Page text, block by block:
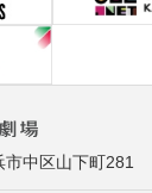
中区山下町281